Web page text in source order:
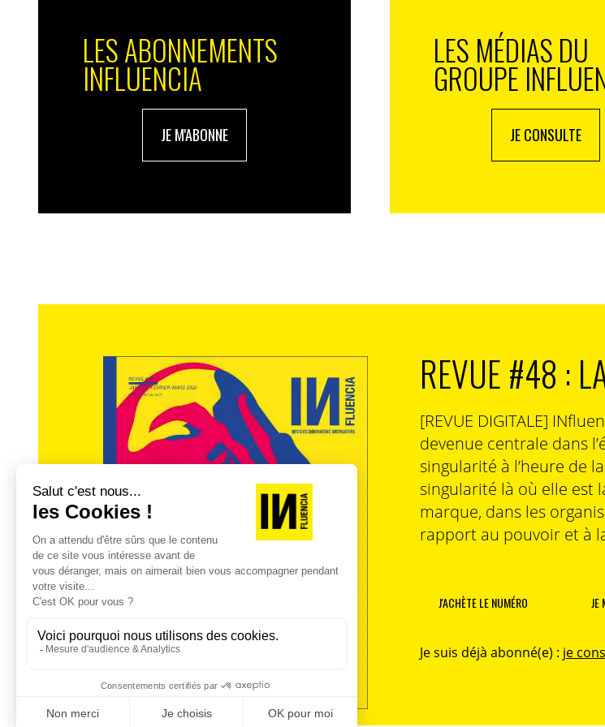
Au regard du système D, la proposition de valeur des marques doit s’inscrire
de consommation citoyenne, durable, connectée et créatrice de liens. Il
marketers dans le réenchantement de l’expérience d’achat. En décrivant son
parfumerie idéale, une consommatrice indique que « les vendeuses devraient
renseigner mais sans vous agresser ». Une autre consommatrice ajoute « Quand
doivent être mis en valeur, je reproche qu’il n’y ait pas assez de conseils
Le triple D a de l’avenir. La notion de propriété mutualisée va croître et
Benjamin SMADJA, Directeur Marketing, aufeminin.com ; Womenology.fr
@womenology @benjamin_smadja
LES ABONNEMENTS
INFLUENCIA
JE M'ABONNE
LES MÉDIAS DU
GROUPE
JE CONSULTE
REVUE #48 :
[REVUE DIGITALE]
devenue centrale dans
singularité à l’heure de
singularité là où elle est
marque, dans les
rapport au pouvoir et à
J'ACHÈTE LE NUMÉRO JE
Je suis déjà abonné(e) : je